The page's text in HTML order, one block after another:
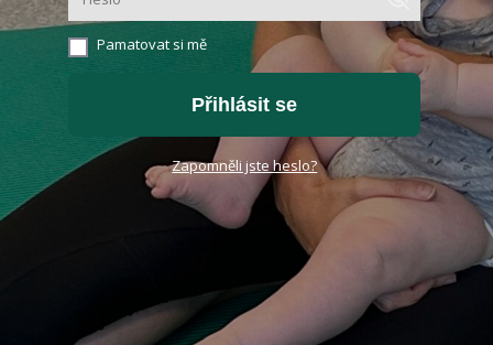
Pamatovat si mě
Přihlásit se
Zapomněli jste heslo?